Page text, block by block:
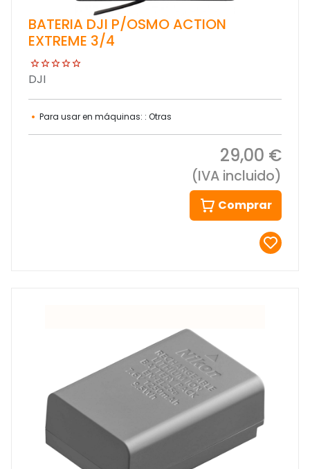
BATERIA DJI P/OSMO ACTION
EXTREME 3/4
DJI
Para usar en máquinas: : Otras
29,00 €
(IVA incluido)
Comprar